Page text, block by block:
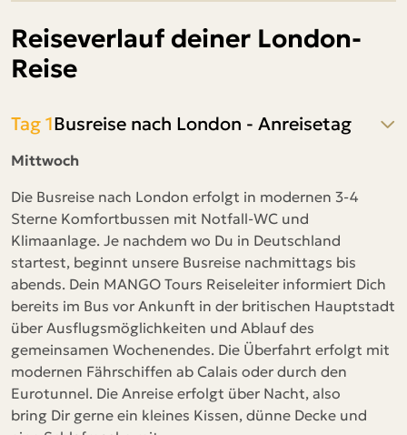
Reiseverlauf deiner London-
Reise
Tag 1Busreise nach London - Anreisetag
Mittwoch
Die Busreise nach London erfolgt in modernen 3-4
Sterne Komfortbussen mit Notfall-WC und
Klimaanlage. Je nachdem wo Du in Deutschland
startest, beginnt unsere Busreise nachmittags bis
abends. Dein MANGO Tours Reiseleiter informiert Dich
bereits im Bus vor Ankunft in der britischen Hauptstadt
über Ausflugsmöglichkeiten und Ablauf des
gemeinsamen Wochenendes. Die Überfahrt erfolgt mit
modernen Fährschiffen ab Calais oder durch den
Eurotunnel. Die Anreise erfolgt über Nacht, also
bring Dir gerne ein kleines Kissen, dünne Decke und